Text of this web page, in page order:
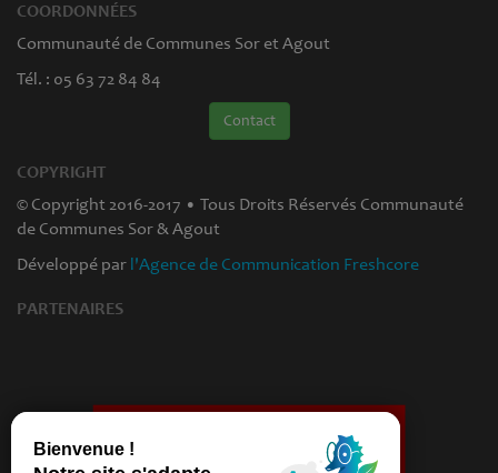
COORDONNÉES
Communauté de Communes Sor et Agout
Tél. : 05 63 72 84 84
Contact
COPYRIGHT
© Copyright 2016-2017 • Tous Droits Réservés Communauté
de Communes Sor & Agout
Développé par l'Agence de Communication Freshcore
PARTENAIRES